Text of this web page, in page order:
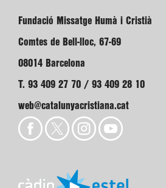
Fundació Missatge Humà i Cristià
Comtes de Bell-lloc, 67-69
08014 Barcelona
T. 93 409 27 70 / 93 409 28 10
web@catalunyacristiana.cat